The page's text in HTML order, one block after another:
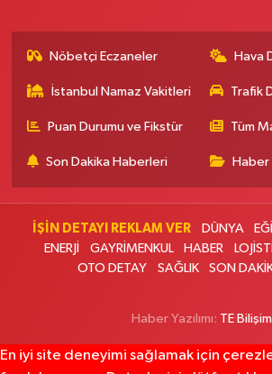
Osmaniye Mahallesi Adalet Sokak 6 Osmaniye
Meydanı, Çarşı girişi,Tarihi Kayıkçıoğlu Fırını karşısı
Ece Eczanesi
Eşref Bitlis Bulvarı No:40 A Sultanbeyli İstanbul
0 (533) 260 54 90 Yol Tarifi Al
Aysu Eczanesi
Koşuyolu Mahallesi Koşuyolu Caddesi No:77 A
Yol Tarifi Al
Vural Eczanesi
Nöbetçi Eczaneler Hava
İstanbul Namaz Vakitleri Trafik
Puan Durumu ve Fikstür Tüm
Son Dakika Haberleri Haber
İŞİN DETAYI REKLAM VER DÜNYA
ENERJİ
GAYRİMENKUL HABER
OTO DETAY
SAĞLIK SON
Haber Yazılımı: TE Bilişim
En iyi site deneyimi sağlamak için